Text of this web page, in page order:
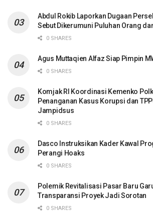
Abdul Rokib Laporkan Dugaan
Sebut Dikerumuni Puluhan Orang
0 SHARES
Agus Muttaqien Alfaz Siap Pimpin
0 SHARES
Komjak RI Koordinasi Kemenko
Penanganan Kasus Korupsi dan
Jampidsus
0 SHARES
Dasco Instruksikan Kader Kawal
Perangi Hoaks
0 SHARES
Polemik Revitalisasi Pasar Baru
Transparansi Proyek Jadi Sorotan
0 SHARES